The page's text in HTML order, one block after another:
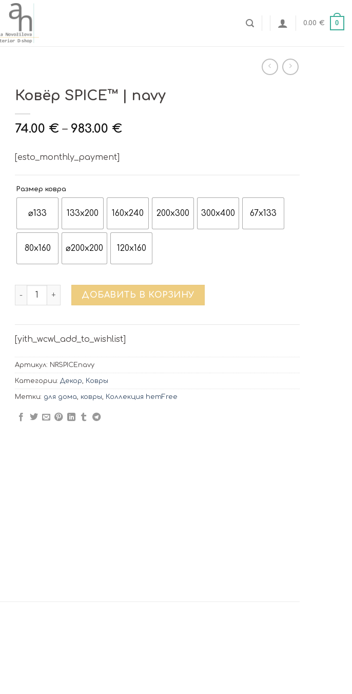
0.00 € 0
Ковёр SPICE™ | navy
74.00 € – 983.00 €
[esto_monthly_payment]
Размер ковра
⌀133 133x200 160x240 200x300 300x400 67x133
80x160 ⌀200x200 120x160
Количество товара Ковёр SPICE™ | navy
ДОБАВИТЬ В КОРЗИНУ
[yith_wcwl_add_to_wishlist]
Артикул: NRSPICEnavy
Категории: Декор Ковры
Метки: для дома ковры Коллекция hemFree